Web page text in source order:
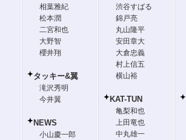
相葉雅紀
松本潤
二宮和也
大野智
櫻井翔
タッキー&翼
滝沢秀明
今井翼
NEWS
小山慶一郎
渋谷すばる
錦戸亮
丸山隆平
安田章大
大倉忠義
村上信五
横山裕
KAT-TUN
亀梨和也
上田竜也
中丸雄一